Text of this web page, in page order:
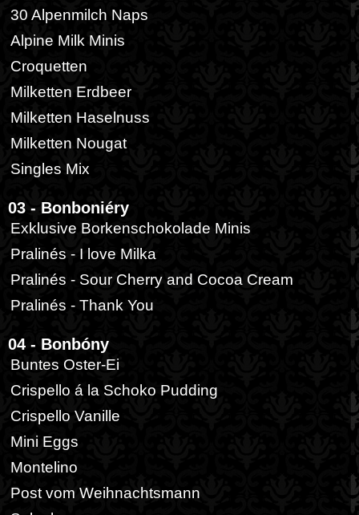
30 Alpenmilch Naps
Alpine Milk Minis
Croquetten
Milketten Erdbeer
Milketten Haselnuss
Milketten Nougat
Singles Mix
03 - Bonboniéry
Exklusive Borkenschokolade Minis
Pralinés - I love Milka
Pralinés - Sour Cherry and Cocoa Cream
Pralinés - Thank You
04 - Bonbóny
Buntes Oster-Ei
Crispello á la Schoko Pudding
Crispello Vanille
Mini Eggs
Montelino
Post vom Weihnachtsmann